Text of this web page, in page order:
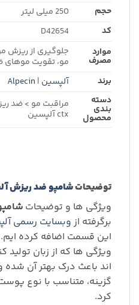
حجم
250 میلی لیتر
کد
D42654
موارد
مصرف
جلوگیری از ریزش
مو، تقویت
برند
آلپسین |
Alpecin
دسته
بندی
محصول
مراقبت مو >ضد
ctx آلپسین
توضیحاتشامپوضد ریزش
ویژگی ها و توضیحات
برگرفته از وبسایت رسمی
این قسمت اضافه کرده
ویژگی ها که از زبان
اند باعث درک بهتر آن شده
گزینه، متناسب با نوع
کرد.